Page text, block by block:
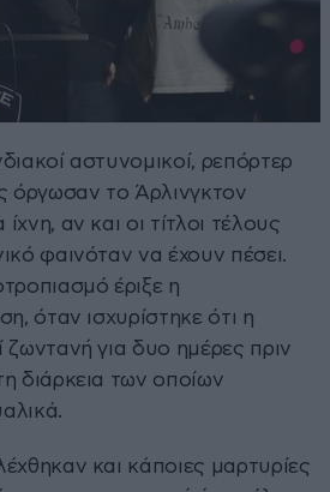
αστυνομικοί, ρεπόρτερ
όργωσαν το Άρλινγκτον
αν και οι τίτλοι τέλους
φαινόταν να έχουν πέσει.
έριξε η
όταν ισχυρίστηκε ότι η
ζωντανή για δυο ημέρες πριν
διάρκεια των οποίων
και κάποιες μαρτυρίες